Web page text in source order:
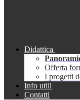
Didattica
Offerta
I progetti
Info utili
Contatti